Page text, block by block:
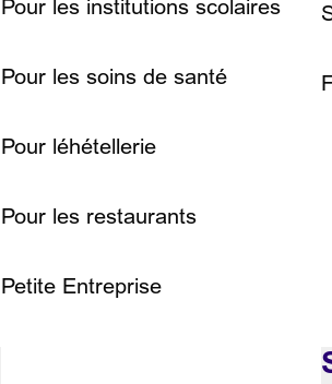
Pour les institutions scolaires
Pour les soins de santé
Pour léhétellerie
Pour les restaurants
Petite Entreprise